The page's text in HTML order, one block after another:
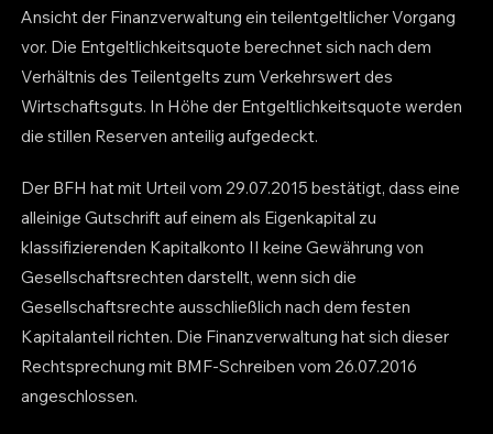
Ansicht der Finanzverwaltung ein teilentgeltlicher Vorgang
vor. Die Entgeltlichkeitsquote berechnet sich nach dem
Verhältnis des Teilentgelts zum Verkehrswert des
Wirtschaftsguts. In Höhe der Entgeltlichkeitsquote werden
die stillen Reserven anteilig aufgedeckt.
Der BFH hat mit Urteil vom 29.07.2015 bestätigt, dass eine
alleinige Gutschrift auf einem als Eigenkapital zu
klassifizierenden Kapitalkonto II keine Gewährung von
Gesellschaftsrechten darstellt, wenn sich die
Gesellschaftsrechte ausschließlich nach dem festen
Kapitalanteil richten. Die Finanzverwaltung hat sich dieser
Rechtsprechung mit BMF-Schreiben vom 26.07.2016
angeschlossen.